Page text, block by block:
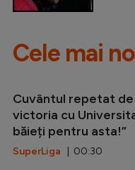
Cele mai
Cuvântul repetat
victoria cu
băieți pentru asta!”
SuperLiga | 00:30